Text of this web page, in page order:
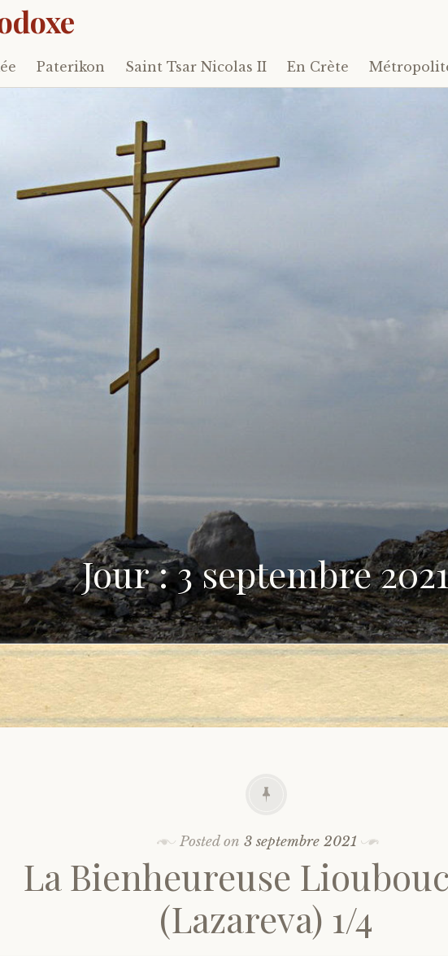
Paterikon Saint Tsar Nicolas II En Crète
Jour : 3 septembre
Posted on3 septembre 2021
La Bienheureuse
(Lazareva) 1/4